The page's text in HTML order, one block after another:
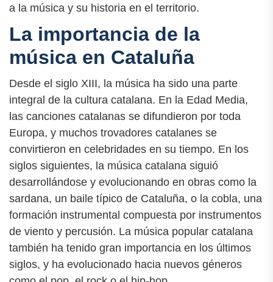
a la música y su historia en el territorio.
La importancia de la
música en Cataluña
Desde el siglo XIII, la música ha sido una parte
integral de la cultura catalana. En la Edad Media,
las canciones catalanas se difundieron por toda
Europa, y muchos trovadores catalanes se
convirtieron en celebridades en su tiempo. En los
siglos siguientes, la música catalana siguió
desarrollándose y evolucionando en obras como la
sardana, un baile típico de Cataluña, o la cobla, una
formación instrumental compuesta por instrumentos
de viento y percusión. La música popular catalana
también ha tenido gran importancia en los últimos
siglos, y ha evolucionado hacia nuevos géneros